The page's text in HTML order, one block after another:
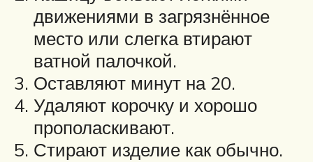
движениями в загрязнённое
место или слегка втирают
ватной палочкой.
Оставляют минут на 20.
Удаляют корочку и хорошо
прополаскивают.
Стирают изделие как обычно.